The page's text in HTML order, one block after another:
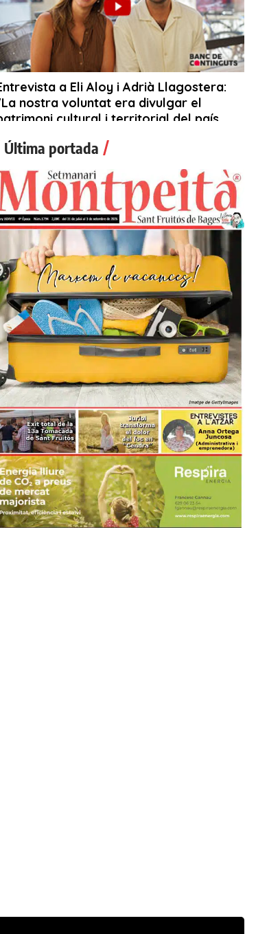
Última portada